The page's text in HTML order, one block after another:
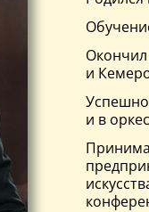
Окончил
и
Успешно
и в